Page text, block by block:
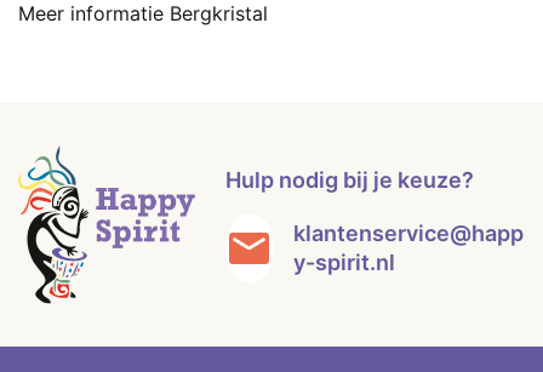
Meer informatie Bergkristal
Hulp nodig bij je keuze?
klantenservice@happ
y-spirit.nl